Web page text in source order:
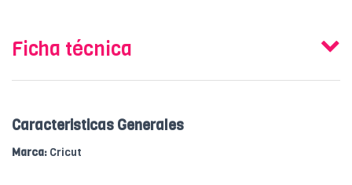
Ficha técnica
Caracteristicas Generales
Marca: Cricut